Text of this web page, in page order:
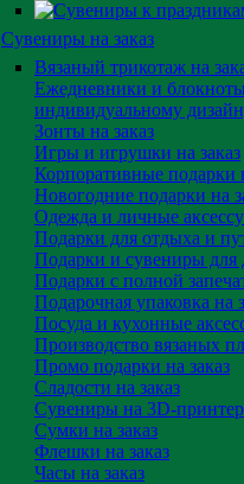
Сувениры на заказ
Вязаный трикотаж на
Ежедневники и
индивидуальному
Зонты на заказ
Игры и игрушки на заказ
Корпоративные подарки
Новогодние подарки на
Одежда и личные
Подарки для отдыха и
Подарки и сувениры для
Подарки с полной
Подарочная упаковка на
Посуда и кухонные
Производство вязаных
Промо подарки на заказ
Сладости на заказ
Сувениры на 3D-
Сумки на заказ
Флешки на заказ
Часы на заказ